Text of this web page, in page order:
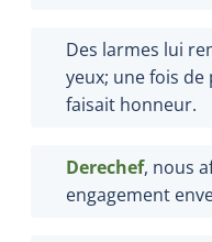
Des larmes lui
yeux; une fois de
faisait honneur.
Derechef, nous
engagement